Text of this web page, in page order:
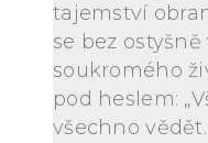
tajemství
se bez
soukromého
pod heslem:
všechno